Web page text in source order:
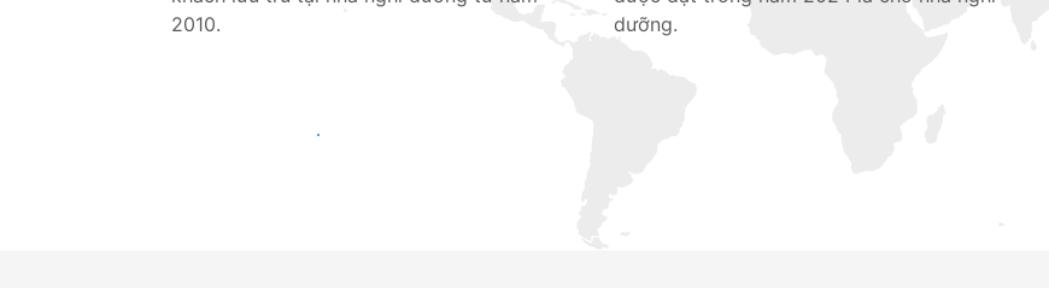
2010.
dưỡng.
Tiếp cận khách mới ngay hôm nay